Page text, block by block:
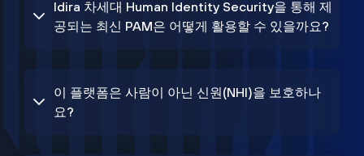
Idira 차세대 Human Identity Security을 통해 제
공되는 최신 PAM은 어떻게 활용할 수 있을까요?
이 플랫폼은 사람이 아닌 신원(NHI)을 보호하나
요?